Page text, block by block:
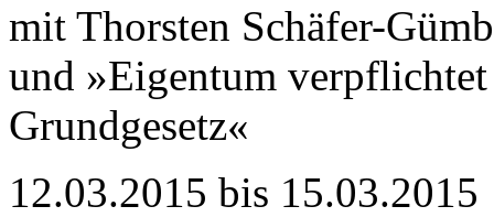
mit Thorsten Schäfer-
und »Eigentum
Grundgesetz«
12.03.2015 bis 15.03.2015